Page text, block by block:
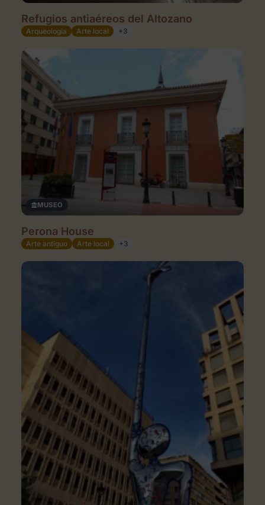
Refugios antiaéreos del Altozano
Arqueología Arte local +3
MUSEO
Perona House
Arte antiguo Arte local +3